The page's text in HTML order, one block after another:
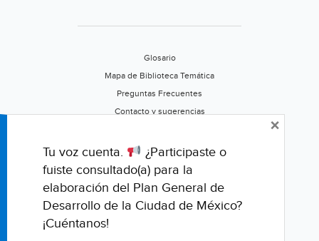
Glosario
Mapa de Biblioteca Temática
Preguntas Frecuentes
Contacto y sugerencias
Califica este portal
Tu voz cuenta.
¿Participaste o
fuiste consultado(a) para la
elaboración del Plan General de
Desarrollo de la Ciudad de México?
¡Cuéntanos!
×